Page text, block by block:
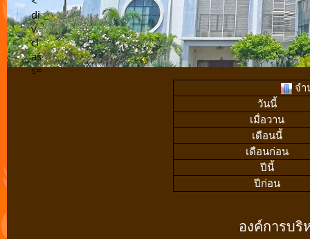
จำ
วันนี้
เมื่อวาน
เดือนนี้
เดือนก่อน
ปีนี้
ปีก่อน
องค์การบ